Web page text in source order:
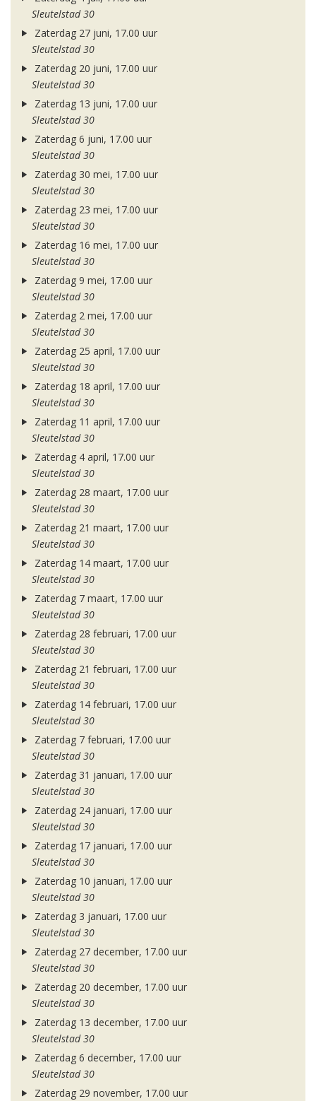
Sleutelstad 30
Zaterdag 27 juni, 17.00 uur
Sleutelstad 30
Zaterdag 20 juni, 17.00 uur
Sleutelstad 30
Zaterdag 13 juni, 17.00 uur
Sleutelstad 30
Zaterdag 6 juni, 17.00 uur
Sleutelstad 30
Zaterdag 30 mei, 17.00 uur
Sleutelstad 30
Zaterdag 23 mei, 17.00 uur
Sleutelstad 30
Zaterdag 16 mei, 17.00 uur
Sleutelstad 30
Zaterdag 9 mei, 17.00 uur
Sleutelstad 30
Zaterdag 2 mei, 17.00 uur
Sleutelstad 30
Zaterdag 25 april, 17.00 uur
Sleutelstad 30
Zaterdag 18 april, 17.00 uur
Sleutelstad 30
Zaterdag 11 april, 17.00 uur
Sleutelstad 30
Zaterdag 4 april, 17.00 uur
Sleutelstad 30
Zaterdag 28 maart, 17.00 uur
Sleutelstad 30
Zaterdag 21 maart, 17.00 uur
Sleutelstad 30
Zaterdag 14 maart, 17.00 uur
Sleutelstad 30
Zaterdag 7 maart, 17.00 uur
Sleutelstad 30
Zaterdag 28 februari, 17.00 uur
Sleutelstad 30
Zaterdag 21 februari, 17.00 uur
Sleutelstad 30
Zaterdag 14 februari, 17.00 uur
Sleutelstad 30
Zaterdag 7 februari, 17.00 uur
Sleutelstad 30
Zaterdag 31 januari, 17.00 uur
Sleutelstad 30
Zaterdag 24 januari, 17.00 uur
Sleutelstad 30
Zaterdag 17 januari, 17.00 uur
Sleutelstad 30
Zaterdag 10 januari, 17.00 uur
Sleutelstad 30
Zaterdag 3 januari, 17.00 uur
Sleutelstad 30
Zaterdag 27 december, 17.00 uur
Sleutelstad 30
Zaterdag 20 december, 17.00 uur
Sleutelstad 30
Zaterdag 13 december, 17.00 uur
Sleutelstad 30
Zaterdag 6 december, 17.00 uur
Sleutelstad 30
Zaterdag 29 november, 17.00 uur